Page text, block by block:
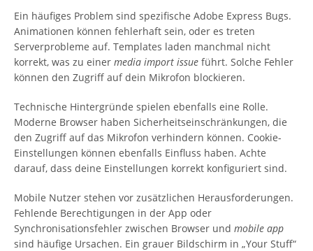
Ein häufiges Problem sind spezifische Adobe Express Bugs.
Animationen können fehlerhaft sein, oder es treten
Serverprobleme auf. Templates laden manchmal nicht
korrekt, was zu einer media import issue führt. Solche Fehler
können den Zugriff auf dein Mikrofon blockieren.
Technische Hintergründe spielen ebenfalls eine Rolle.
Moderne Browser haben Sicherheitseinschränkungen, die
den Zugriff auf das Mikrofon verhindern können. Cookie-
Einstellungen können ebenfalls Einfluss haben. Achte
darauf, dass deine Einstellungen korrekt konfiguriert sind.
Mobile Nutzer stehen vor zusätzlichen Herausforderungen.
Fehlende Berechtigungen in der App oder
Synchronisationsfehler zwischen Browser und mobile app
sind häufige Ursachen. Ein grauer Bildschirm in „Your Stuff“